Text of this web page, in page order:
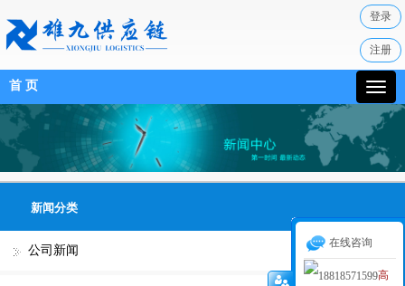
首 页
登录
注册
新闻分类
公司新闻
在线咨询
高